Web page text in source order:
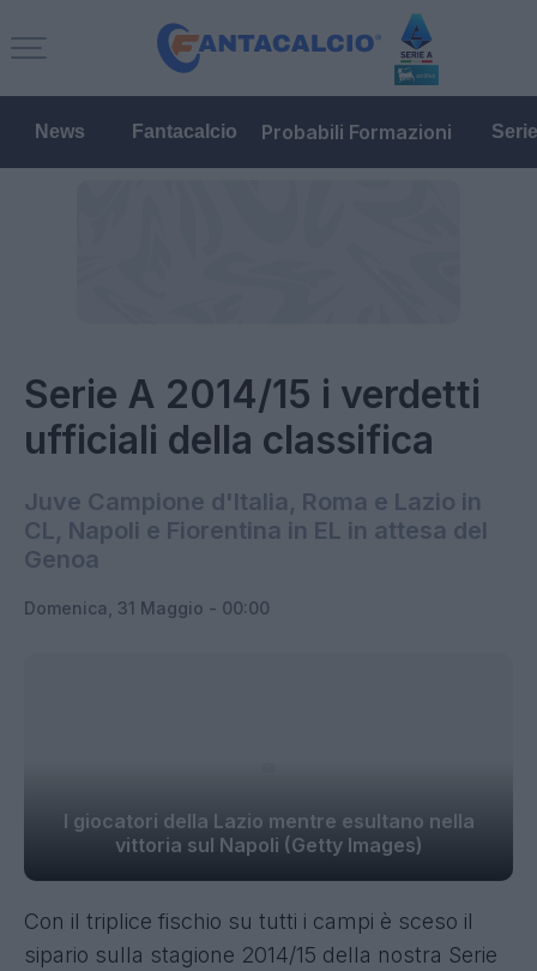
News Fantacalcio Probabili Formazioni
Serie A 2014/15 i verdetti
ufficiali della classifica
Juve Campione d'Italia, Roma e Lazio in
CL, Napoli e Fiorentina in EL in attesa del
Genoa
Domenica, 31 Maggio - 00:00
I giocatori della Lazio mentre esultano nella
vittoria sul Napoli (Getty Images)
Con il triplice fischio su tutti i campi è sceso il
sipario sulla stagione 2014/15 della nostra Serie